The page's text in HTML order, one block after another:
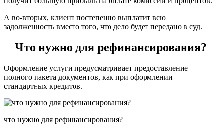
А во-вторых, клиент постепенно выплатит всю
задолженность вместо того, что дело будет передано в суд.
Что нужно для рефинансирования?
Оформление услуги предусматривает предоставление
полного пакета документов, как при оформлении
стандартных кредитов.
что нужно для рефинансирования?